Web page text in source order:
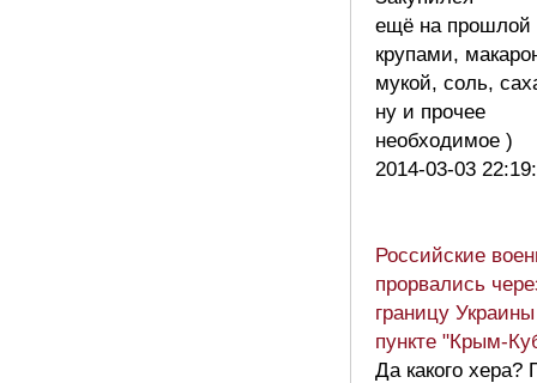
ещё на прошлой
крупами,
мукой, соль,
ну и прочее
необходимое )
2014-03-03
Российские
прорвались
границу
пункте "Крым-
Да какого хера?